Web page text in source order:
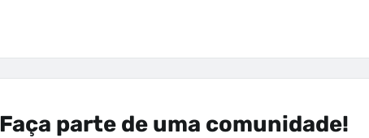
Faça parte de uma comunidade!